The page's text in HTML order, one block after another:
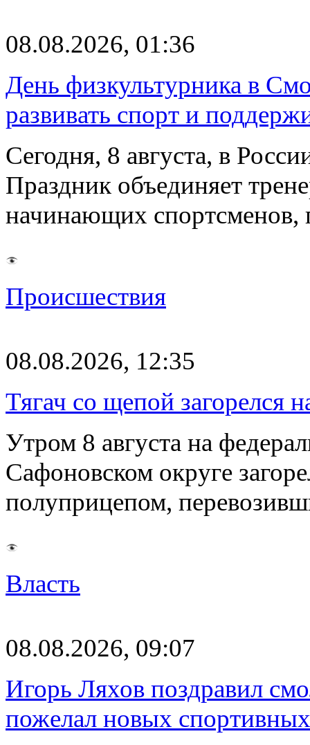
08.08.2026, 01:36
День физкультурника в
развивать спорт и
Сегодня, 8 августа, в
Праздник объединяет
начинающих
Происшествия
08.08.2026, 12:35
Тягач со щепой загорелся
Утром 8 августа на
Сафоновском округе
полуприцепом,
Власть
08.08.2026, 09:07
Игорь Ляхов поздравил
пожелал новых